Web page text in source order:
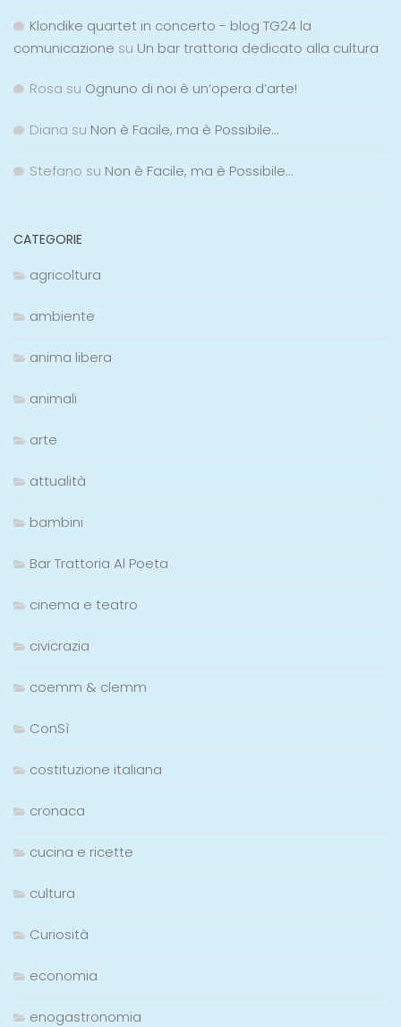
Klondike quartet in concerto - blog TG24 la
comunicazione su Un bar trattoria dedicato alla cultura
Rosa su Ognuno di noi è un’opera d’arte!
Diana su Non è Facile, ma è Possibile…
Stefano su Non è Facile, ma è Possibile…
CATEGORIE
agricoltura
ambiente
anima libera
animali
arte
attualità
bambini
Bar Trattoria Al Poeta
cinema e teatro
civicrazia
coemm & clemm
ConSì
costituzione italiana
cronaca
cucina e ricette
cultura
Curiosità
economia
enogastronomia